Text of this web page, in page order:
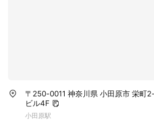
〒250-0011 神奈川県 小田原市 栄町
ビル4F
小田原駅